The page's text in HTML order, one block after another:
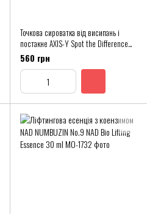
Точкова сироватка від висипань і
постакне AXIS-Y Spot the Difference
Blemish Treatment 15мл
560 грн